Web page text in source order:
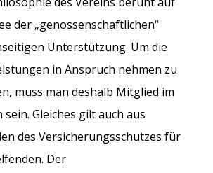
der „genossenschaftlichen“
Unterstützung. Um die
in Anspruch nehmen zu
muss man deshalb Mitglied im
sein. Gleiches gilt auch aus
des Versicherungsschutzes für
Der